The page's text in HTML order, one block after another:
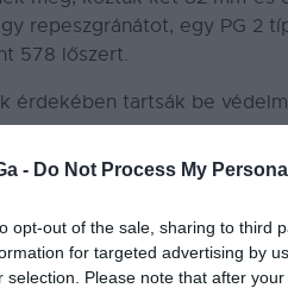
- Do Not Process My
opt-out of the sale, sharing to third
for targeted advertising by
selection. Please note that after
repeszgránátot, egy PG 2
578 lőszert.
érdekében tartsák be